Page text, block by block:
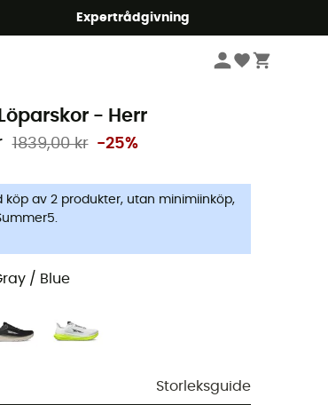
Expertrådgivning
- Herr
1839,00 kr -25%
köp av 2 produkter, utan minimiinköp,
/ Blue
Storleksguide